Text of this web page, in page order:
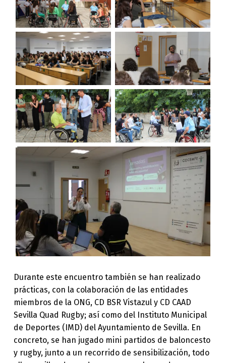
Durante este encuentro también se han realizado
prácticas, con la colaboración de las entidades
miembros de la ONG, CD BSR Vistazul y CD CAAD
Sevilla Quad Rugby; así como del Instituto Municipal
de Deportes (IMD) del Ayuntamiento de Sevilla. En
concreto, se han jugado mini partidos de baloncesto
y rugby, junto a un recorrido de sensibilización, todo